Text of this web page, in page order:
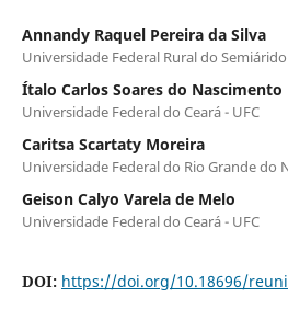
Annandy Raquel Pereira da Silva
Universidade Federal Rural do Semiárido
Ítalo Carlos Soares do Nascimento
Universidade Federal do Ceará - UFC
Caritsa Scartaty Moreira
Universidade Federal do Rio Grande do
Geison Calyo Varela de Melo
Universidade Federal do Ceará - UFC
DOI: https://doi.org/10.18696/